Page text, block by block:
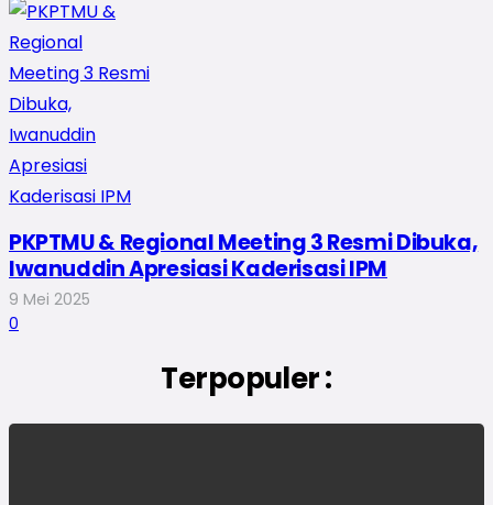
PKPTMU & Regional Meeting 3 Resmi Dibuka,
Iwanuddin Apresiasi Kaderisasi IPM
9 Mei 2025
0
Terpopuler :